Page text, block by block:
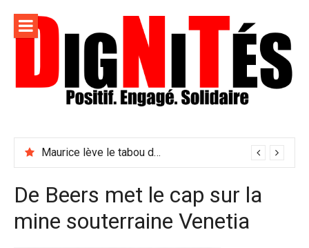
contenu
L'info
sociale,
solidaire
et
relayer ce qui fait avancer le monde
Maurice lève le tabou du viol conjugal
De Beers met le cap sur la
mine souterraine Venetia